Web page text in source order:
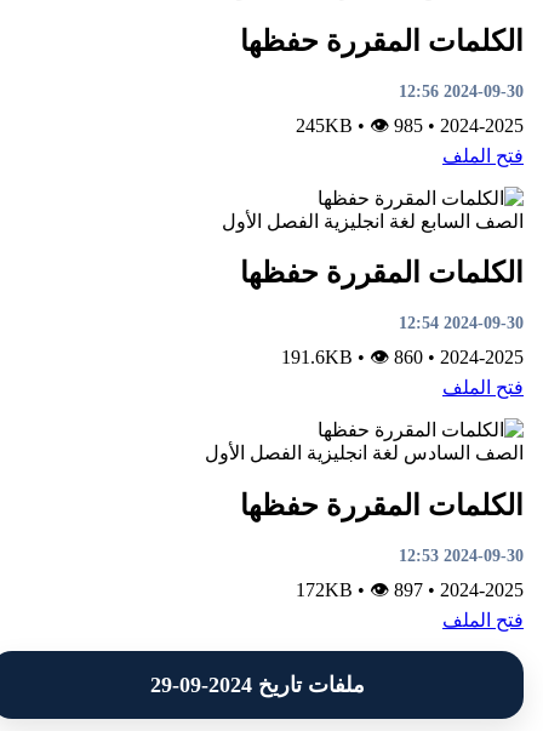
الكلمات المقررة حفظها
2024-09-30 12:56
2024-2025
•
245KB
•👁 985
فتح الملف
الصف السابع لغة انجليزية الفصل الأول
الكلمات المقررة حفظها
2024-09-30 12:54
2024-2025
•
191.6KB
•👁 860
فتح الملف
الصف السادس لغة انجليزية الفصل الأول
الكلمات المقررة حفظها
2024-09-30 12:53
2024-2025
•
172KB
•👁 897
فتح الملف
ملفات تاريخ 2024-09-29